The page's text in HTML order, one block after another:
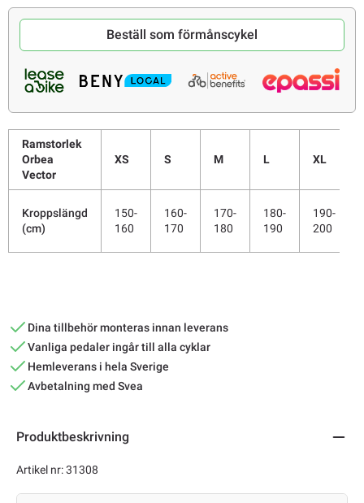
Beställ som förmånscykel
Ramstorlek
Orbea
Vector
XS S M L XL
Kroppslängd
(cm)
150-
160
160-
170
170-
180
180-
190
190-
200
Dina tillbehör monteras innan leverans
Vanliga pedaler ingår till alla cyklar
Hemleverans i hela Sverige
Avbetalning med Svea
Produktbeskrivning
Artikel nr: 31308